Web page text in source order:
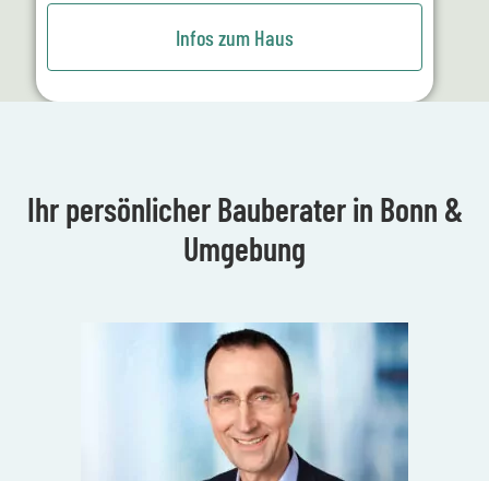
Infos zum Haus
Ihr persönlicher Bauberater in Bonn &
Umgebung